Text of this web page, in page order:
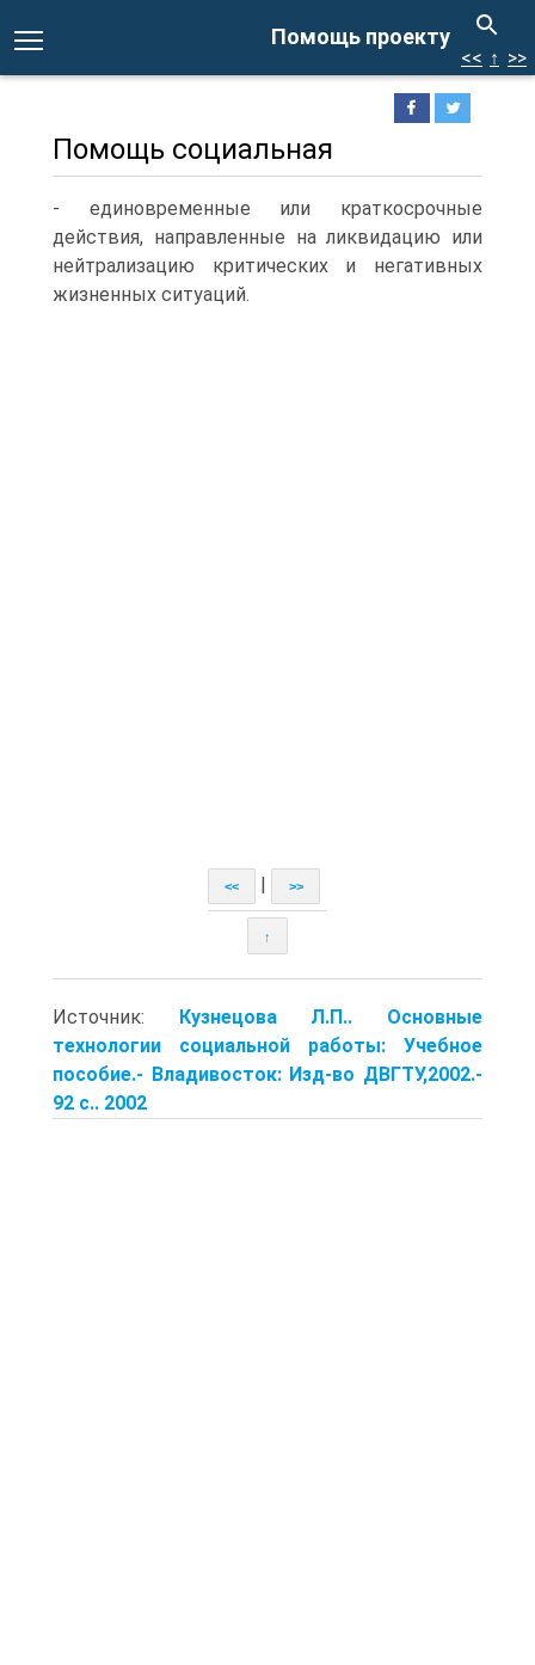
Помощь проекту
<< ↑ >>
Помощь социальная
- единовременные или краткосрочные
действия, направленные на ликвидацию или
нейтрализацию критических и негативных
жизненных ситуаций.
<< >>
↑
Источник: Кузнецова Л.П.. Основные
технологии социальной работы: Учебное
пособие.- Владивосток: Изд-во ДВГТУ,2002.-
92 с.. 2002